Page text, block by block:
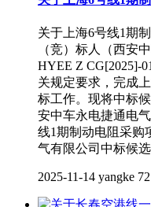
关于上海6号线1期
（竞）标人（西安
HYEE Z CG[2025]-
关规定要求，完成
标工作。现将中标
安中车永电捷通电
线1期制动电阻采购
气有限公司中标候
2025-11-14 yangke 72